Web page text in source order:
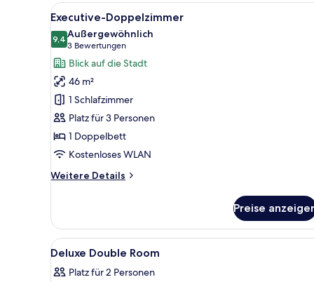
Alle
Fotos
für
Executive-
Doppelzimmer
anzeigen
Ein modernes Hotelzimmer
5
Executive-Doppelzimmer
9,49,4 von 10
Außergewöhnlich
3 Bewertungen
(3
Bewertungen)
Blick auf die Stadt
46 m²
1 Schlafzimmer
Platz für 3 Personen
1 Doppelbett
Kostenloses WLAN
Weitere Details
Weitere
Doppelzimmer
Preise
Alle
Fotos
für
Hochwertige Bettwaren,
4
Deluxe Double Room
Platz für 2 Personen